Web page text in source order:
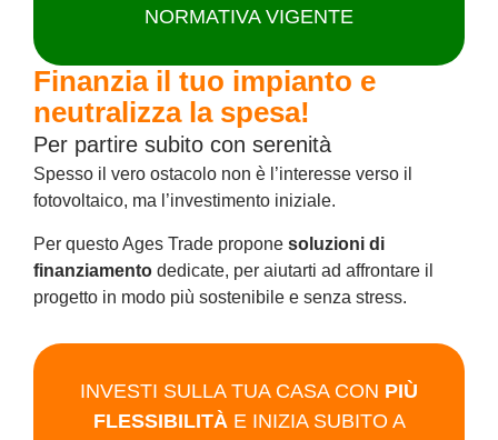
NORMATIVA VIGENTE
Finanzia il tuo impianto e
neutralizza la spesa!
Per partire subito con serenità
Spesso il vero ostacolo non è l’interesse verso il
fotovoltaico, ma l’investimento iniziale.
Per questo Ages Trade propone soluzioni di
finanziamento dedicate, per aiutarti ad affrontare il
progetto in modo più sostenibile e senza stress.
INVESTI SULLA TUA CASA CON PIÙ
FLESSIBILITÀ E INIZIA SUBITO A